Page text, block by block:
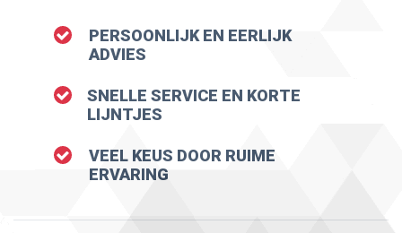
PERSOONLIJK EN EERLIJK
ADVIES
SNELLE SERVICE EN KORTE
LIJNTJES
VEEL KEUS DOOR RUIME
ERVARING